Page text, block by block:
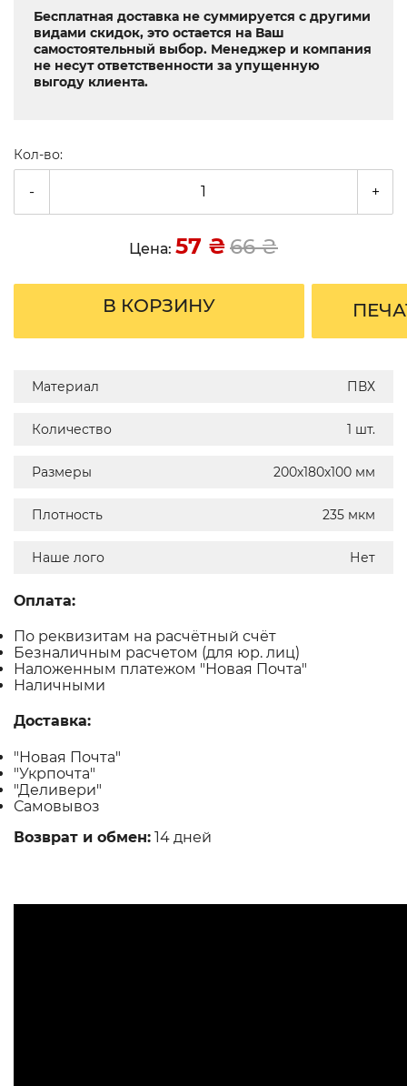
Бесплатная доставка не суммируется с другими
видами скидок, это остается на Ваш
самостоятельный выбор. Менеджер и компания
не несут ответственности за упущенную
выгоду клиента.
Кол-во:
- +
Цена: 57 ₴66₴
В КОРЗИНУ
Материал ПВХ
Количество 1 шт.
Размеры 200х180х100 мм
Плотность 235 мкм
Наше лого Нет
Оплата:
По реквизитам на расчётный счёт
Безналичным расчетом (для юр. лиц)
Наложенным платежом "Новая Почта"
Наличными
Доставка:
"Новая Почта"
"Укрпочта"
"Деливери"
Самовывоз
Возврат и обмен: 14 дней